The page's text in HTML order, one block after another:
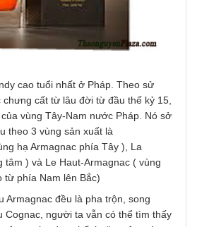
cao tuổi nhất ở Pháp. Theo sử
cất từ lâu đời từ đầu thế kỷ 15,
vùng Tây-Nam nước Pháp. Nó sở
theo 3 vùng sản xuất là
hạ Armagnac phía Tây ), La
tâm ) và Le Haut-Armagnac ( vùng
từ phía Nam lên Bắc)
Armagnac đều là pha trộn, song
Cognac, người ta vẫn có thể tìm thấy